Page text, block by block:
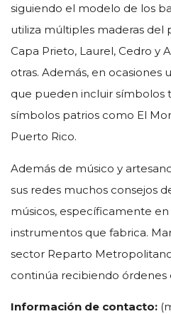
siguiendo el modelo de los
utiliza múltiples maderas del
Capa Prieto, Laurel, Cedro y
otras. Además, en ocasiones
que pueden incluir símbolos
símbolos patrios como El
Puerto Rico.
Además de músico y
sus redes muchos consejos
músicos, específicamente
instrumentos que fabrica.
sector Reparto
continúa recibiendo órdenes
Información de contacto: